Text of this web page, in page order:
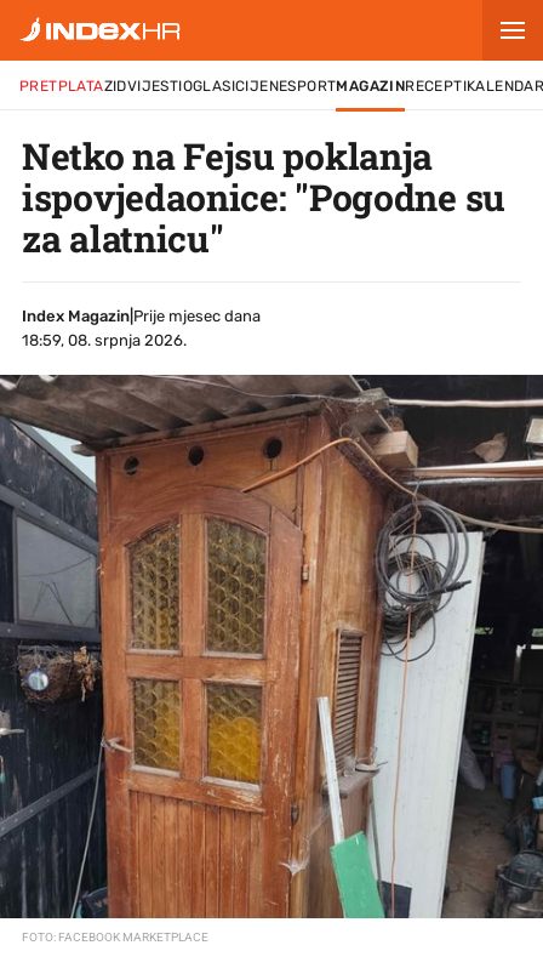
PRETPLATAZIDVIJESTIOGLASICIJENESPORTMAGAZINRECEPTI
Netko na Fejsu poklanja
ispovjedaonice: "Pogodne su
za alatnicu"
Index Magazin
Prije mjesec dana
18:59, 08. srpnja 2026.
FOTO: FACEBOOK MARKETPLACE